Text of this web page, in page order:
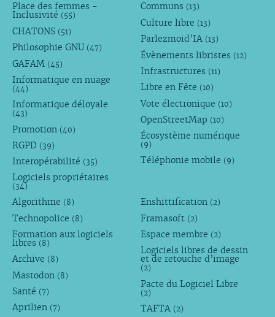
Place des femmes -
Inclusivité (55)
CHATONS (51)
Philosophie GNU (47)
GAFAM (45)
Informatique en nuage
(44)
Informatique déloyale
(43)
Promotion (40)
RGPD (39)
Interopérabilité (35)
Logiciels propriétaires
(34)
Communs (13)
Culture libre (13)
Parlezmoid’IA (13)
Évènements libristes (12)
Infrastructures (11)
Libre en Fête (10)
Vote électronique (10)
OpenStreetMap (10)
Écosystème numérique
(9)
Téléphonie mobile (9)
Algorithme (8)
Technopolice (8)
Formation aux logiciels
libres (8)
Archive (8)
Mastodon (8)
Santé (7)
Aprilien (7)
Enshittification (2)
Framasoft (2)
Espace membre (2)
Logiciels libres de dessin
et de retouche d’image
(2)
Pacte du Logiciel Libre
(2)
TAFTA (2)